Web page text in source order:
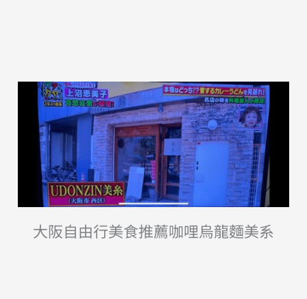
大阪自由行美食推薦咖哩烏龍麵美系